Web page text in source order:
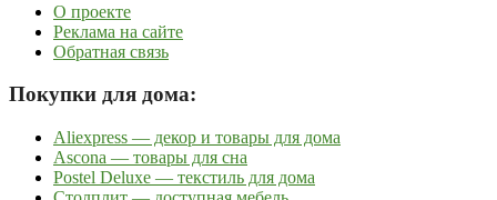
О проекте
Реклама на сайте
Обратная связь
Покупки для дома:
Aliexpress — декор и товары для дома
Ascona — товары для сна
Postel Deluxe — текстиль для дома